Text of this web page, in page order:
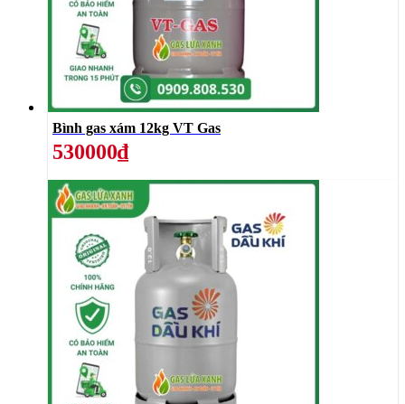
Bình gas xám 12kg VT Gas
530000₫